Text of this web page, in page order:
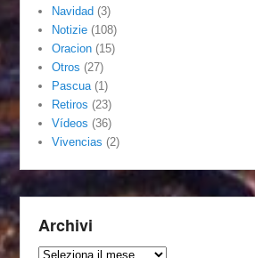
Navidad (3)
Notizie (108)
Oracion (15)
Otros (27)
Pascua (1)
Retiros (23)
Vídeos (36)
Vivencias (2)
Archivi
Archivi